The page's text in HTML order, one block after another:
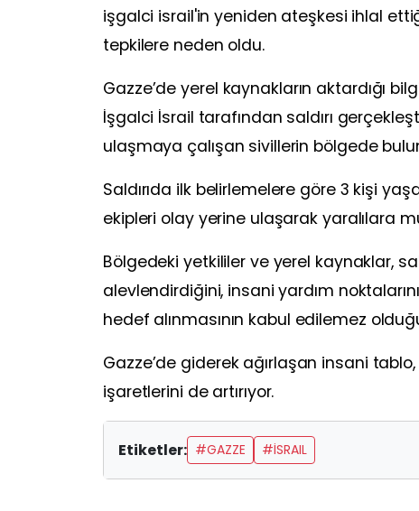
işgalci israil'in yeniden ateşkesi ihlal
tepkilere neden oldu.
Gazze’de yerel kaynakların aktardığı
İşgalci İsrail tarafından saldırı
ulaşmaya çalışan sivillerin bölgede
Saldırıda ilk belirlemelere göre 3 kişi
ekipleri olay yerine ulaşarak yaralılara
Bölgedeki yetkililer ve yerel kaynaklar,
alevlendirdiğini, insani yardım
hedef alınmasının kabul edilemez
Gazze’de giderek ağırlaşan insani
işaretlerini de artırıyor.
Etiketler: #GAZZE #İSRAIL